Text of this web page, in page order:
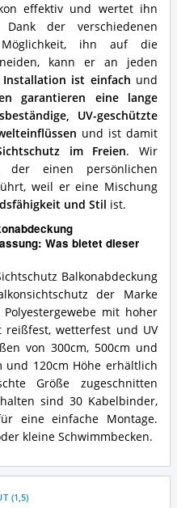
effektiv und wertet ihn
der verschiedenen
ihn auf die
kann er an jeden
Installation ist einfach und
garantieren eine lange
UV-geschützte
und ist damit
im Freien. Wir
einen persönlichen
weil er eine Mischung
und Stil ist.
Was bietet dieser
Balkonabdeckung
der Marke
Polyestergewebe mit hoher
reißfest, wetterfest und UV
von 300cm, 500cm und
und 120cm Höhe erhältlich
Größe zugeschnitten
sind 30 Kabelbinder,
eine einfache Montage.
kleine Schwimmbecken.
(1,5)